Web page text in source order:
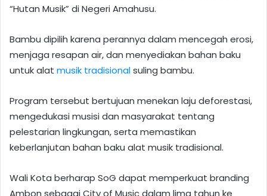
“Hutan Musik” di Negeri Amahusu.
Bambu dipilih karena perannya dalam mencegah erosi,
menjaga resapan air, dan menyediakan bahan baku
untuk alat musik tradisionalsuling bambu.
Program tersebut bertujuan menekan laju deforestasi,
mengedukasi musisi dan masyarakat tentang
pelestarian lingkungan, serta memastikan
keberlanjutan bahan baku alat musik tradisional.
Wali Kota berharap SoG dapat memperkuat branding
Ambon sebagai City of Music dalam lima tahun ke